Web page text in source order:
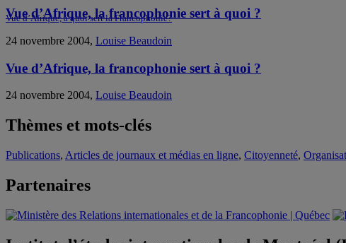
Vue d’Afrique, à quoi sert la Francophonie?
Vue d’Afrique, la francophonie sert à quoi ?
24 novembre 2004, Louise Beaudoin
Vue d’Afrique, la francophonie sert à quoi ?
24 novembre 2004, Louise Beaudoin
Thèmes et mots-clés
Publications, Articles de journaux et médias en ligne, Citoyenneté,
Partenaires